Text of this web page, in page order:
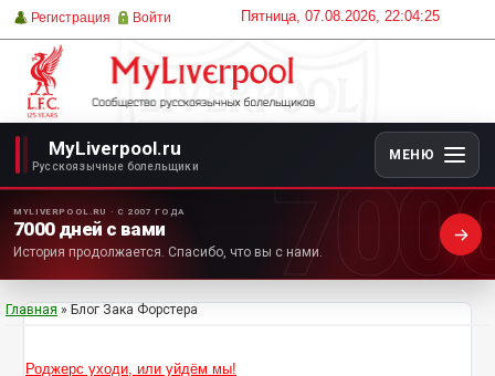
Пятница, 07.08.2026, 22:04:25
Регистрация Войти
MyLiverpool.ru
Русскоязычные болельщики
МЕНЮ
MYLIVERPOOL.RU · С 2007 ГОДА
7000 дней с вами
История продолжается. Спасибо, что вы с нами.
Главная » Блог Зака Форстера
Роджерс уходи, или уйдём мы!